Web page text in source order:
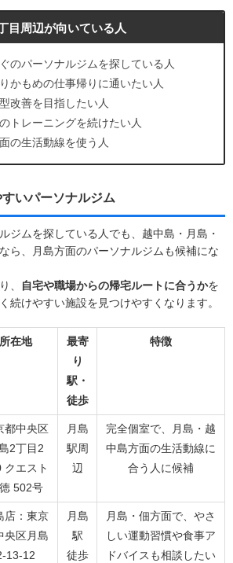
目周辺が向いている人
のパーソナルジムを探している人
かもめの仕事帰りに通いたい人
改善を目指したい人
トレーニングを続けたい人
の生活動線を使う人
いパーソナルジム
ジムを探している人でも、越中島・月島・
ら、月島方面のパーソナルジムも候補にな
、
自宅や職場からの帰宅ルートに合うかを
続けやすい施設を見つけやすくなります。
所在地
最寄
り
駅・
徒歩
特徴
都中央区
2丁目2
クエスト
502号
月島
駅周
辺
完全個室で、月島・越
中島方面の生活動線に
合う人に候補
店：東京
央区月島
13-12
月島
駅
徒歩
月島・佃方面で、やさ
しい運動習慣や食事ア
ドバイスも相談したい